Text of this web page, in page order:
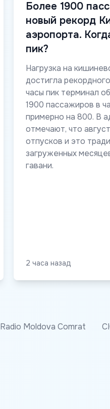
Более 1900
новый рекорд
аэропорта.
пик?
Нагрузка на
достигла
часы пик терминал
1900 пассажиров в
примерно на 800. В
отмечают, что
отпусков и это
загруженных
гавани.
2 часа назад
Radio Moldova Comrat